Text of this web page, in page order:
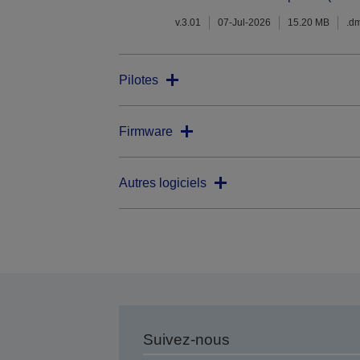
v.3.01 07-Jul-2026 15.20 MB
Pilotes
Firmware
Autres logiciels
Suivez-nous